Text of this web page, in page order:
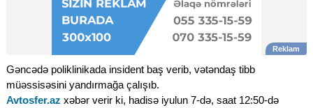
Gəncədə poliklinikada insident baş verib, vətəndaş tibb
müəssisəsini yandırmağa çalışıb.
Avtosfer.az xəbər verir ki, hadisə iyulun 7-də, saat 12:50-də